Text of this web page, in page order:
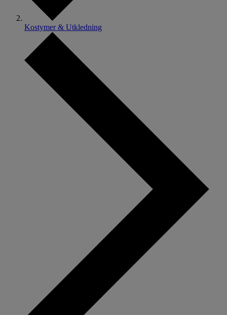
Kostymer & Utkledning